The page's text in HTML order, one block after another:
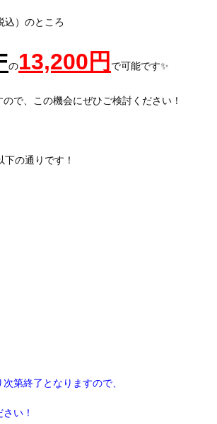
込）のところ
の13,200 円 で可能です✨
で、この機会にぜひご検討ください！
の通りです！
第終了となりますので、
い！